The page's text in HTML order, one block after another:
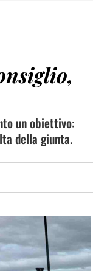
un obiettivo:
della giunta.